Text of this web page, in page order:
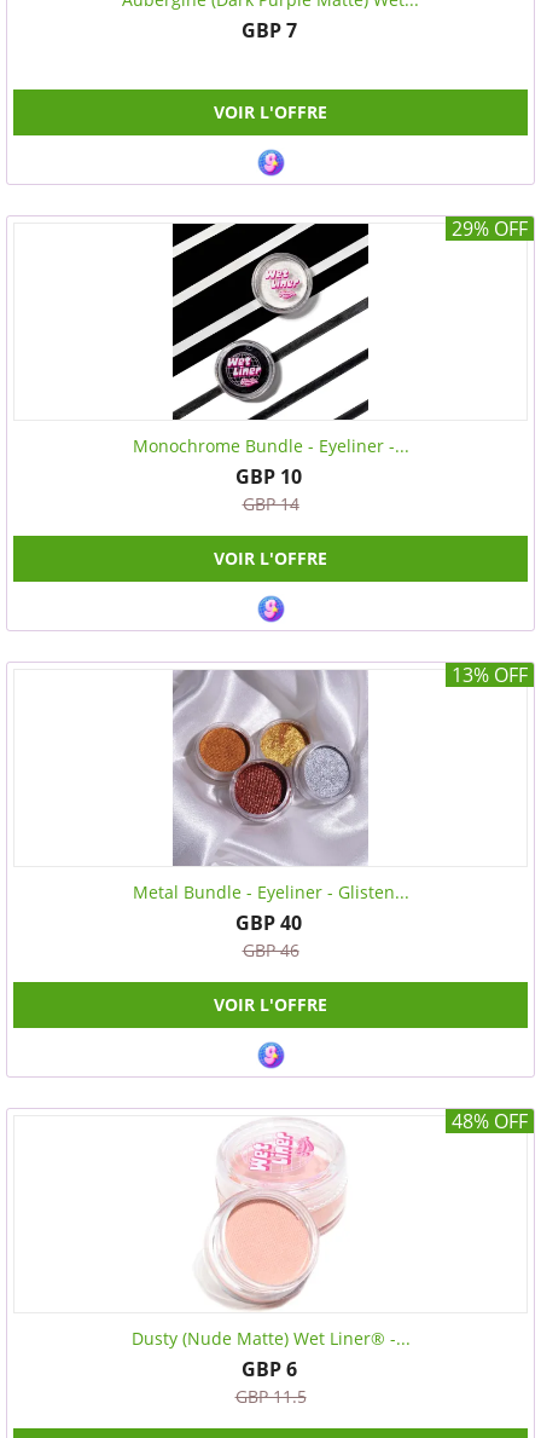
GBP 7
VOIR L'OFFRE
29% OFF
Monochrome Bundle - Eyeliner -...
GBP 10
GBP 14
VOIR L'OFFRE
13% OFF
Metal Bundle - Eyeliner - Glisten...
GBP 40
GBP 46
VOIR L'OFFRE
48% OFF
Dusty (Nude Matte) Wet Liner® -...
GBP 6
GBP 11.5